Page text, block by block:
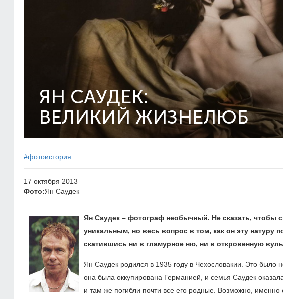
ЯН САУДЕК:
ВЕЛИКИЙ ЖИЗНЕЛЮБ
#фотоистория
17 октября 2013
Фото:Ян Саудек
Ян Саудек – фотограф необычный. Не сказать, чтобы
уникальным, но весь вопрос в том, как он эту натуру
скатившись ни в гламурное ню, ни в откровенную
Ян Саудек родился в 1935 году в Чехословакии. Это было
она была оккупирована Германией, и семья Саудек
и там же погибли почти все его родные. Возможно,